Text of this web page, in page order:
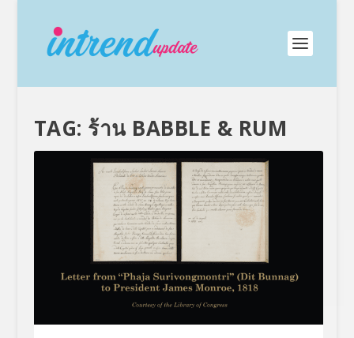
TAG: ร้าน BABBLE & RUM